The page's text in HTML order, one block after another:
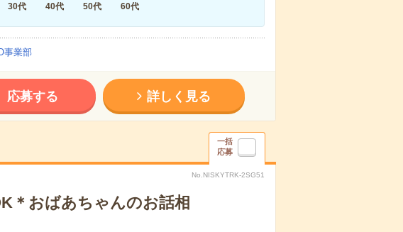
30代 40代 50代 60代
事業部
応募する 詳しく見る
一括
応募
No.NISKYTRK-2SG51
＊おばあちゃんのお話相